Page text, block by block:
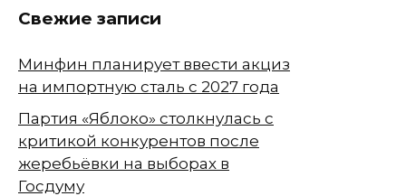
Свежие записи
Минфин планирует ввести акциз
на импортную сталь с 2027 года
Партия «Яблоко» столкнулась с
критикой конкурентов после
жеребьёвки на выборах в
Госдуму